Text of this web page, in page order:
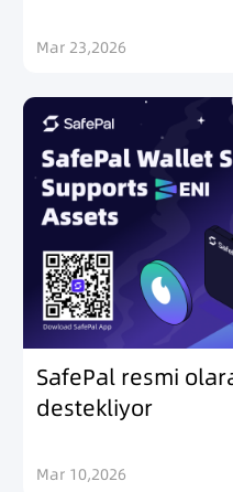
Mar 23,2026
SafePal resmi
destekliyor
Mar 10,2026